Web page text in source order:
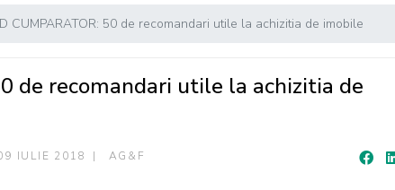
CUMPARATOR: 50 de recomandari utile la achizitia de imobile
de recomandari utile la achizitia de
IULIE 2018 AG&F